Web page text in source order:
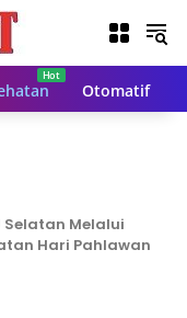
Otomatif
Selatan Melalui
Hari Pahlawan